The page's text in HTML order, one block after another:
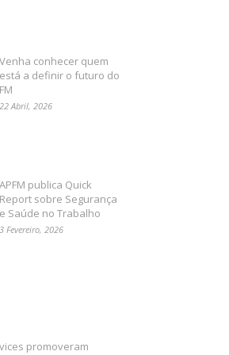
Venha conhecer quem
está a definir o futuro do
FM
22 Abril, 2026
APFM publica Quick
Report sobre Segurança
e Saúde no Trabalho
3 Fevereiro, 2026
promoveram